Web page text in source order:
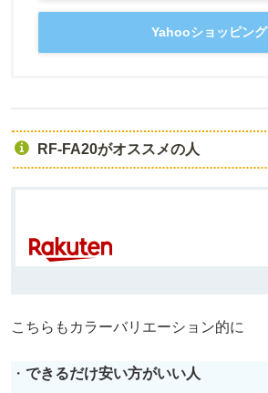
Yahooショッピング
RF-FA20がオススメの人
こちらもカラーバリエーション的に
・ できるだけ安い方がいい人